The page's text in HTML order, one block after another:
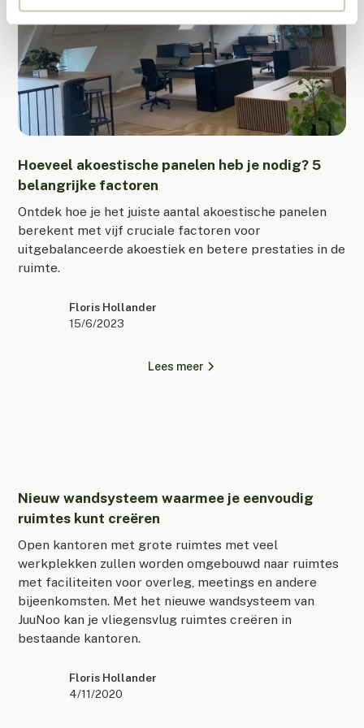
Hoeveel akoestische panelen heb je nodig? 5
belangrijke factoren
Ontdek hoe je het juiste aantal akoestische panelen
berekent met vijf cruciale factoren voor
uitgebalanceerde akoestiek en betere prestaties in de
ruimte.
Floris Hollander
15/6/2023
Lees meer
Nieuw wandsysteem waarmee je eenvoudig
ruimtes kunt creëren
Open kantoren met grote ruimtes met veel
werkplekken zullen worden omgebouwd naar ruimtes
met faciliteiten voor overleg, meetings en andere
bijeenkomsten. Met het nieuwe wandsysteem van
JuuNoo kan je vliegensvlug ruimtes creëren in
bestaande kantoren.
Floris Hollander
4/11/2020